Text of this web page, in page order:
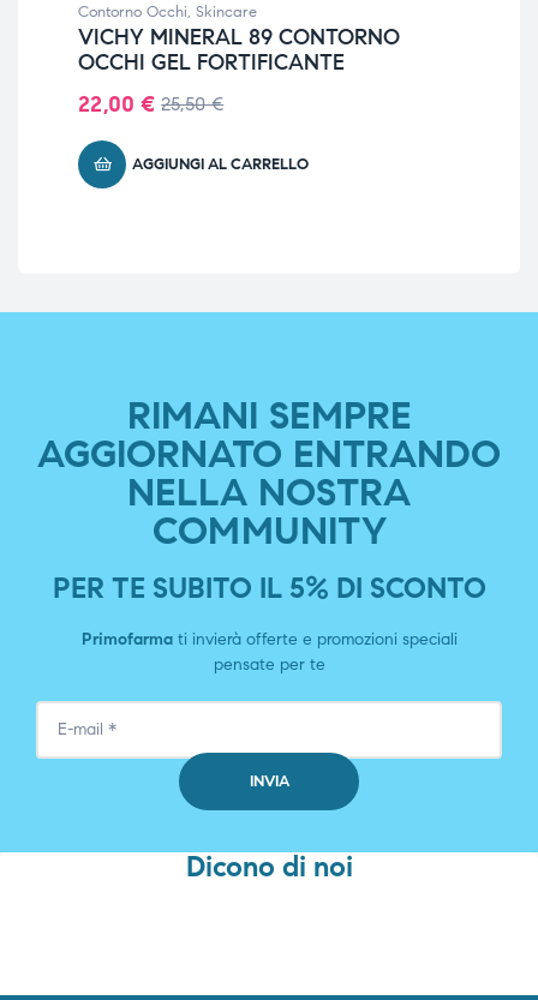
Contorno Occhi, Skincare
VICHY MINERAL 89 CONTORNO
OCCHI GEL FORTIFICANTE
25,50€
22,00 €
AGGIUNGI AL CARRELLO
RIMANI SEMPRE
AGGIORNATO ENTRANDO
NELLA NOSTRA
COMMUNITY
PER TE SUBITO IL 5% DI SCONTO
Primofarmati invierà offerte e promozioni speciali
pensate per te
Dicono di noi